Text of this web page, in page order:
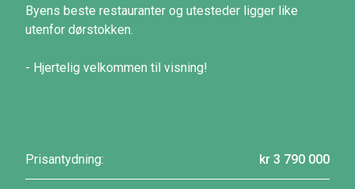
Byens beste restauranter og utesteder ligger like
utenfor dørstokken.
- Hjertelig velkommen til visning!
Prisantydning: kr 3 790 000